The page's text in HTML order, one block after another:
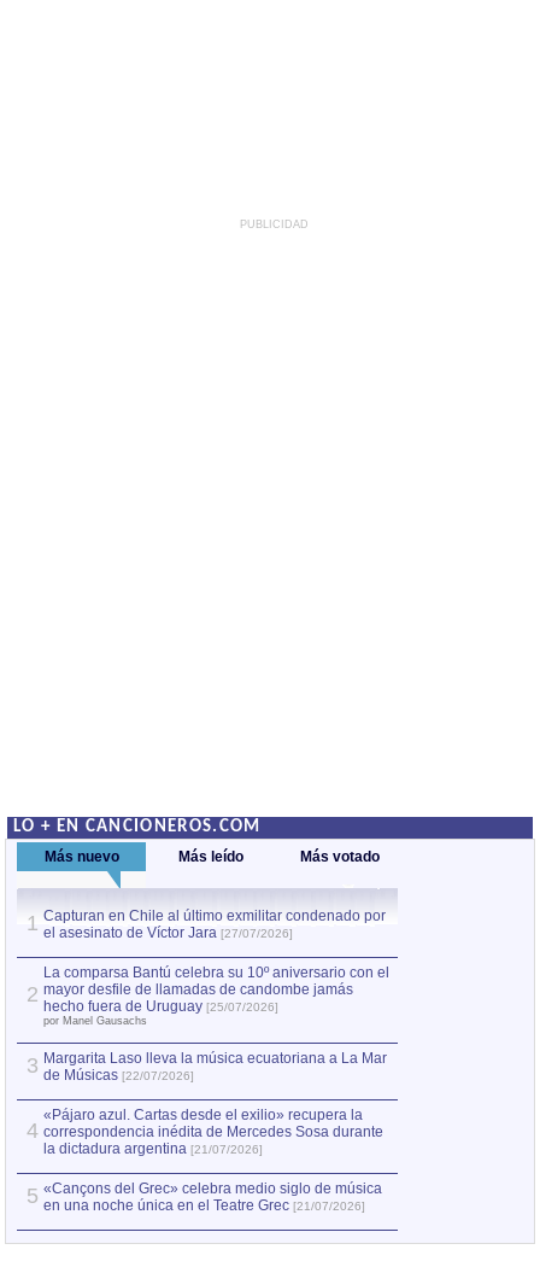
PUBLICIDAD
LO + EN CANCIONEROS.COM
Más nuevo Más leído Más votado
1 Capturan en Chile al último exmilitar condenado por
el asesinato de Víctor Jara [27/07/2026]
2
La comparsa Bantú celebra su 10º aniversario con el
mayor desfile de llamadas de candombe jamás
hecho fuera de Uruguay [25/07/2026]
por Manel Gausachs
3 Margarita Laso lleva la música ecuatoriana a La Mar
de Músicas [22/07/2026]
4
«Pájaro azul. Cartas desde el exilio» recupera la
correspondencia inédita de Mercedes Sosa durante
la dictadura argentina [21/07/2026]
5 «Cançons del Grec» celebra medio siglo de música
en una noche única en el Teatre Grec [21/07/2026]